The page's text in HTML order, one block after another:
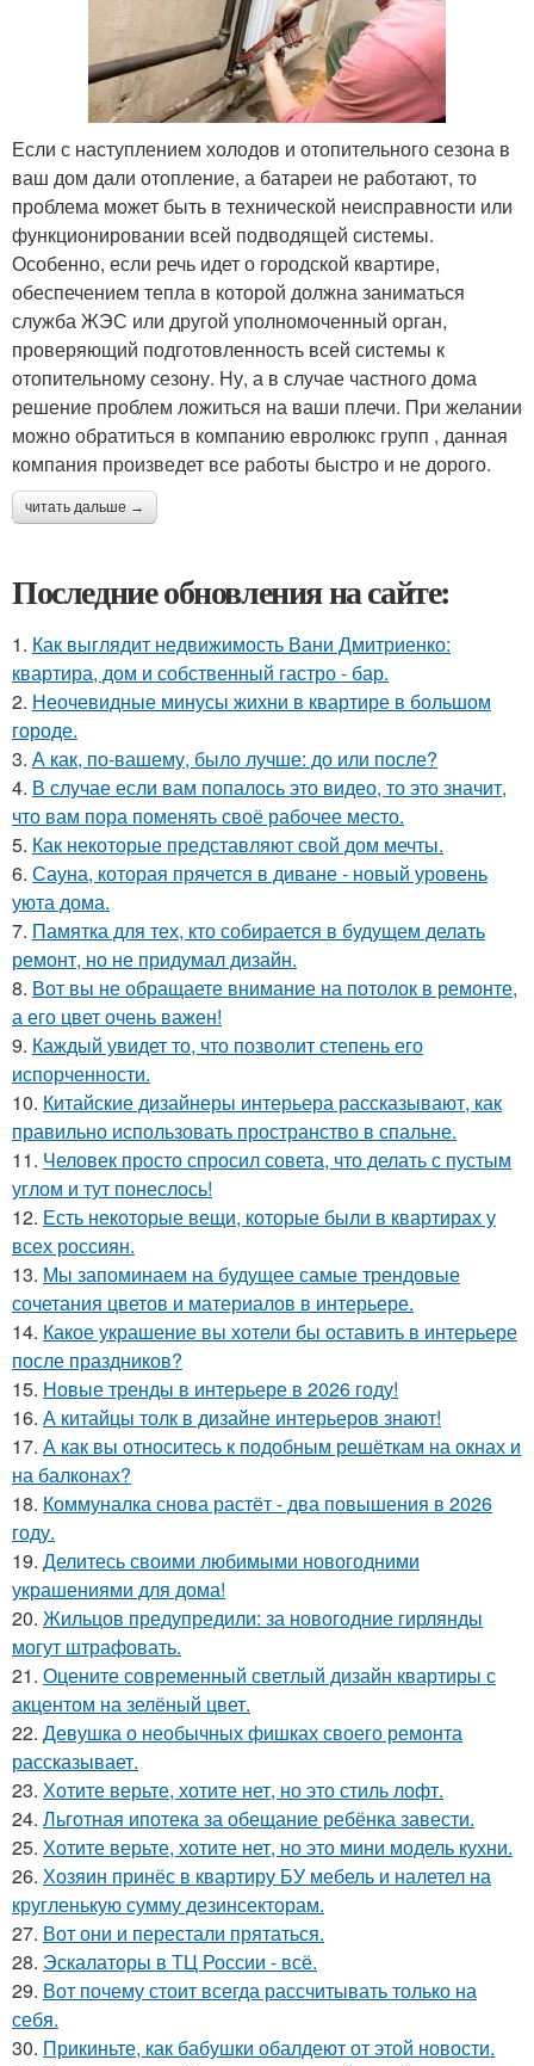
Если с наступлением холодов и отопительного сезона в
ваш дом дали отопление, а батареи не работают, то
проблема может быть в технической неисправности или
функционировании всей подводящей системы.
Особенно, если речь идет о городской квартире,
обеспечением тепла в которой должна заниматься
служба ЖЭС или другой уполномоченный орган,
проверяющий подготовленность всей системы к
отопительному сезону. Ну, а в случае частного дома
решение проблем ложиться на ваши плечи. При желании
можно обратиться в компанию евролюкс групп , данная
компания произведет все работы быстро и не дорого.
читать дальше →
Последние обновления на сайте:
1. Как выглядит недвижимость Вани Дмитриенко:
квартира, дом и собственный гастро - бар.
2. Неочевидные минусы жихни в квартире в большом
городе.
3. А как, по-вашему, было лучше: до или после?
4. В случае если вам попалось это видео, то это значит,
что вам пора поменять своё рабочее место.
5. Как некоторые представляют свой дом мечты.
6. Сауна, которая прячется в диване - новый уровень
уюта дома.
7. Памятка для тех, кто собирается в будущем делать
ремонт, но не придумал дизайн.
8. Вот вы не обращаете внимание на потолок в ремонте,
а его цвет очень важен!
9. Каждый увидет то, что позволит степень его
испорченности.
10. Китайские дизайнеры интерьера рассказывают, как
правильно использовать пространство в спальне.
11. Человек просто спросил совета, что делать с пустым
углом и тут понеслось!
12. Есть некоторые вещи, которые были в квартирах у
всех россиян.
13. Мы запоминаем на будущее самые трендовые
сочетания цветов и материалов в интерьере.
14. Какое украшение вы хотели бы оставить в интерьере
после праздников?
15. Новые тренды в интерьере в 2026 году!
16. А китайцы толк в дизайне интерьеров знают!
17. А как вы относитесь к подобным решёткам на окнах и
на балконах?
18. Коммуналка снова растёт - два повышения в 2026
году.
19. Делитесь своими любимыми новогодними
украшениями для дома!
20. Жильцов предупредили: за новогодние гирлянды
могут штрафовать.
21. Оцените современный светлый дизайн квартиры с
акцентом на зелёный цвет.
22. Девушка о необычных фишках своего ремонта
рассказывает.
23. Хотите верьте, хотите нет, но это стиль лофт.
24. Льготная ипотека за обещание ребёнка завести.
25. Хотите верьте, хотите нет, но это мини модель кухни.
26. Хозяин принёс в квартиру БУ мебель и налетел на
кругленькую сумму дезинсекторам.
27. Вот они и перестали прятаться.
28. Эскалаторы в ТЦ России - всё.
29. Вот почему стоит всегда рассчитывать только на
себя.
30. Прикиньте, как бабушки обалдеют от этой новости.